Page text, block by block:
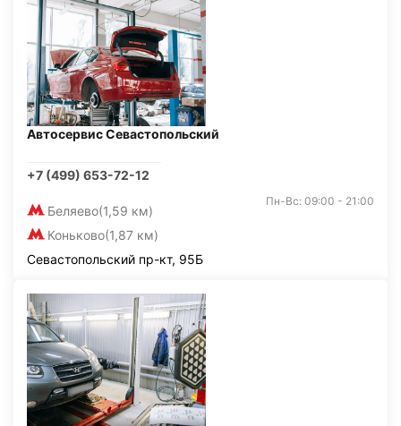
Автосервис Севастопольский
+7 (499) 653-72-12
Беляево(1,59 км)
Коньково(1,87 км)
Пн-Вс: 09:00 - 21:00
Севастопольский пр-кт, 95Б